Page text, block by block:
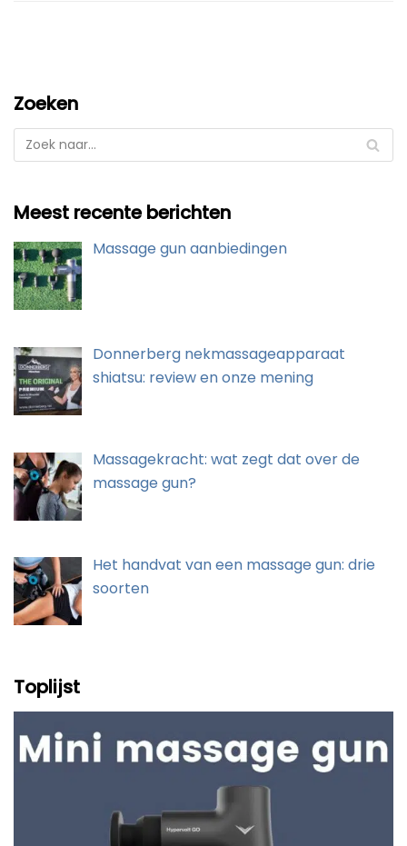
Zoeken
Meest recente berichten
Massage gun aanbiedingen
Donnerberg nekmassageapparaat
shiatsu: review en onze mening
Massagekracht: wat zegt dat over de
massage gun?
Het handvat van een massage gun: drie
soorten
Toplijst